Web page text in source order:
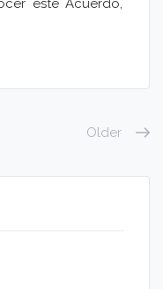
este Acuerdo,
Older